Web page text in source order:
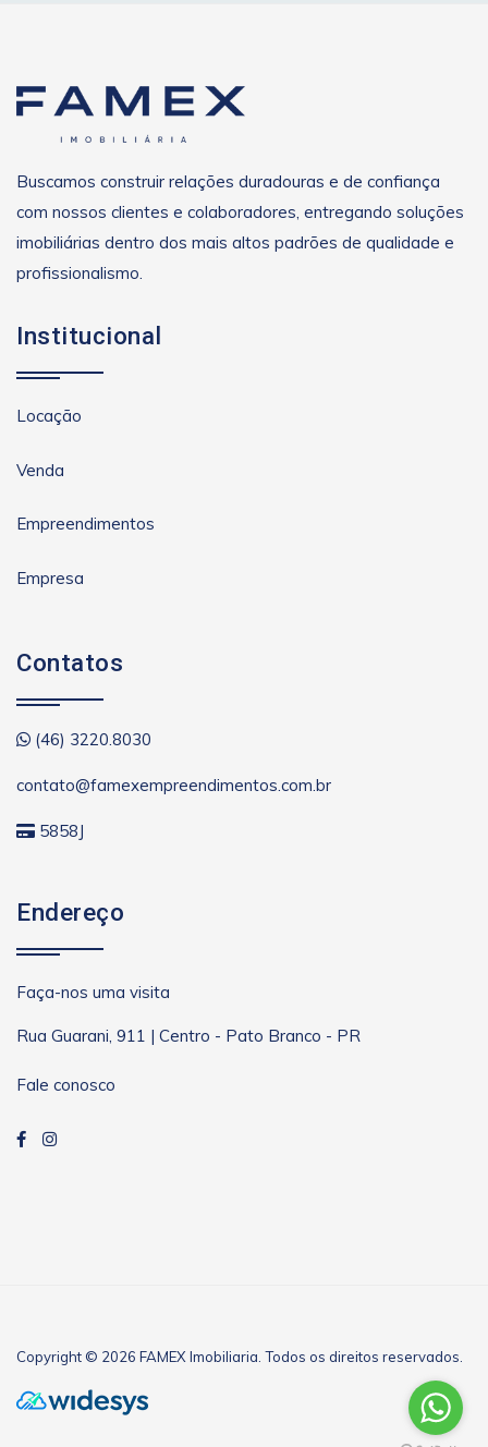
Buscamos construir relações duradouras e de confiança
com nossos clientes e colaboradores, entregando soluções
imobiliárias dentro dos mais altos padrões de qualidade e
profissionalismo.
Institucional
Locação
Venda
Empreendimentos
Empresa
Contatos
(46) 3220.8030
contato@famexempreendimentos.com.br
5858J
Endereço
Faça-nos uma visita
Rua Guarani, 911 | Centro - Pato Branco - PR
Fale conosco
Copyright © 2026 FAMEX Imobiliaria. Todos os direitos reservados.